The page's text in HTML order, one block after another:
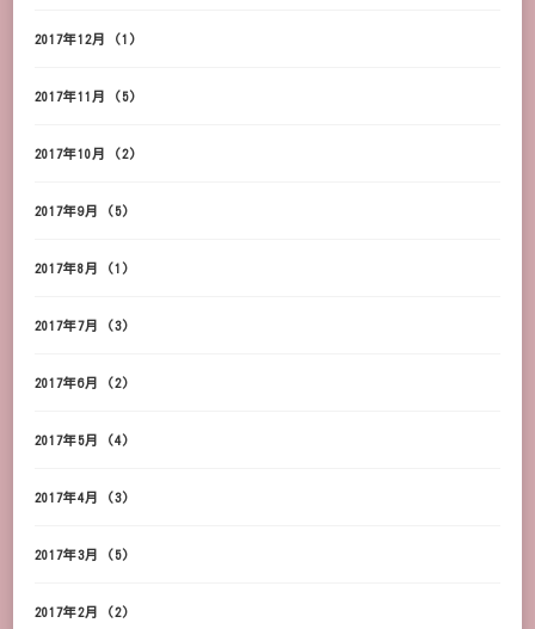
2017年12月 (1)
2017年11月 (5)
2017年10月 (2)
2017年9月 (5)
2017年8月 (1)
2017年7月 (3)
2017年6月 (2)
2017年5月 (4)
2017年4月 (3)
2017年3月 (5)
2017年2月 (2)